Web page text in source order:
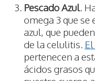
Pescado Azul .
omega 3 que se
azul, que
de la celulitis.
pertenecen a
ácidos grasos